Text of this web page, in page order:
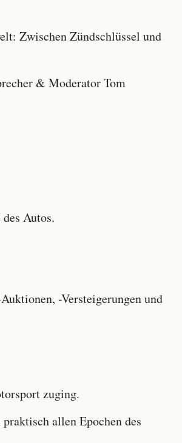
Zwischen Zündschlüssel und
& Moderator Tom
Autos.
-Versteigerungen und
zuging.
allen Epochen des